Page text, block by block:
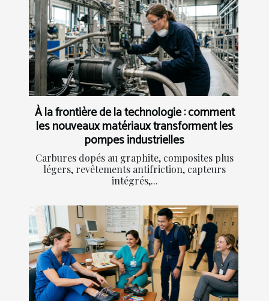
À la frontière de la technologie : comment
les nouveaux matériaux transforment les
pompes industrielles
Carbures dopés au graphite, composites plus
légers, revêtements antifriction, capteurs
intégrés,...